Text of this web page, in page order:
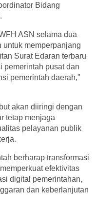
Bidang
ASN selama dua
untuk memperpanjang
Surat Edaran terbaru
pemerintah pusat dan
pemerintah daerah,"
akan diiringi dengan
tetap menjaga
pelayanan publik
berharap transformasi
efektivitas
digital pemerintahan,
dan keberlanjutan